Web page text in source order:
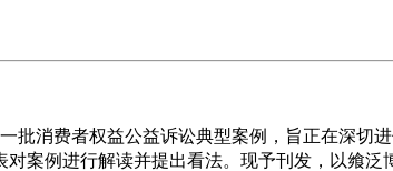
费者权益公益诉讼典型案例，旨正在深切
案例进行解读并提出看法。现予刊发，以飨泛